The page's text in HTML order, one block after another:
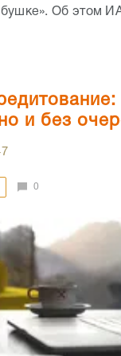
Об этом
и без
0